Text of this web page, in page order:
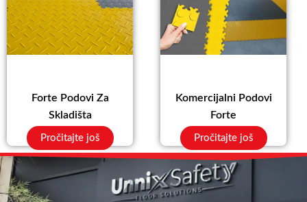
Forte Podovi Za
Skladišta
Pročitajte još
Komercijalni Podovi
Forte
Pročitajte još